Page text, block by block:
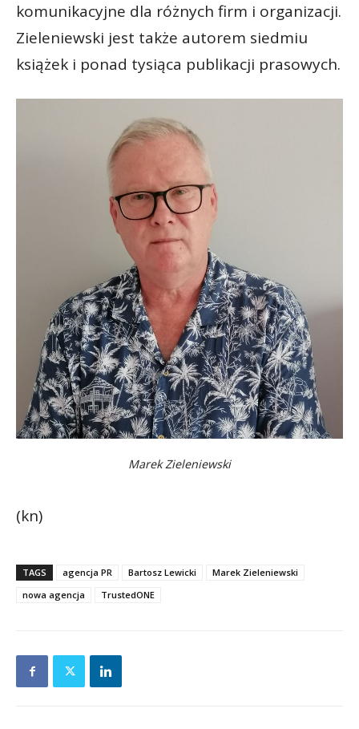
komunikacyjne dla różnych firm i organizacji.
Zieleniewski jest także autorem siedmiu
książek i ponad tysiąca publikacji prasowych.
Marek Zieleniewski
(kn)
TAGS agencja PR Bartosz Lewicki
Marek Zieleniewski
nowa agencja
TrustedONE